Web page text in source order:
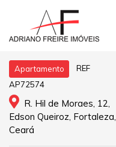
Apartamento
REF
AP72574
R. Hil de Moraes, 12,
Edson Queiroz, Fortaleza,
Ceará